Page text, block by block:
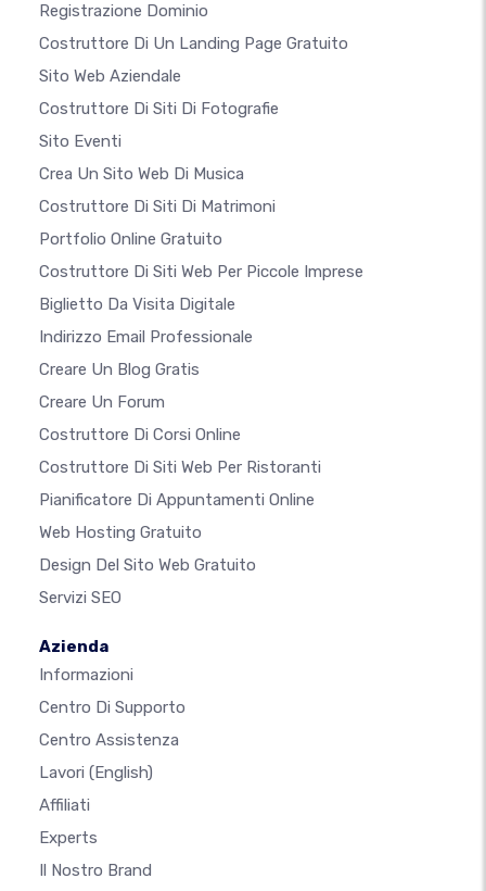
Registrazione Dominio
Costruttore Di Un Landing Page Gratuito
Sito Web Aziendale
Costruttore Di Siti Di Fotografie
Sito Eventi
Crea Un Sito Web Di Musica
Costruttore Di Siti Di Matrimoni
Portfolio Online Gratuito
Costruttore Di Siti Web Per Piccole Imprese
Biglietto Da Visita Digitale
Indirizzo Email Professionale
Creare Un Blog Gratis
Creare Un Forum
Costruttore Di Corsi Online
Costruttore Di Siti Web Per Ristoranti
Pianificatore Di Appuntamenti Online
Web Hosting Gratuito
Design Del Sito Web Gratuito
Servizi SEO
Azienda
Informazioni
Centro Di Supporto
Centro Assistenza
Lavori (English)
Affiliati
Experts
Il Nostro Brand